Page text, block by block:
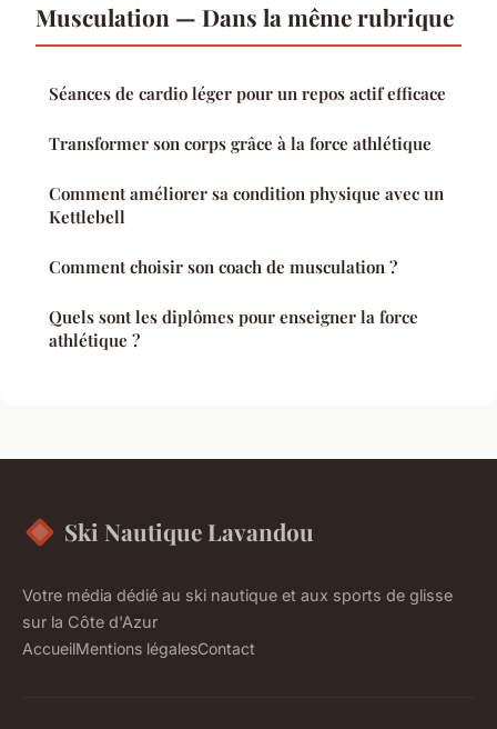
Musculation — Dans la même rubrique
Séances de cardio léger pour un repos actif efficace
Transformer son corps grâce à la force athlétique
Comment améliorer sa condition physique avec un
Kettlebell
Comment choisir son coach de musculation ?
Quels sont les diplômes pour enseigner la force
athlétique ?
Ski Nautique Lavandou
Votre média dédié au ski nautique et aux sports de glisse
sur la Côte d'Azur
AccueilMentions légalesContact